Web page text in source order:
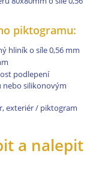
piktogramu:
hliník o síle 0,56 mm
podlepení
nebo silikonovým
exteriér / piktogram
a nalepit